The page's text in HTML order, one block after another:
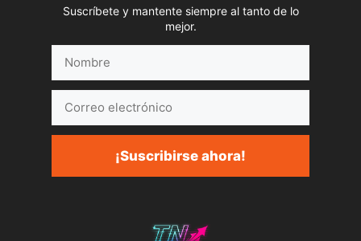
Suscríbete y mantente siempre al tanto de lo
mejor.
electrónico
¡Suscribirse ahora!